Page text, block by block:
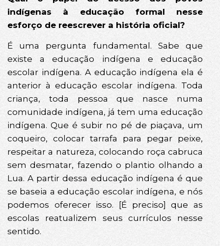
indígenas à educação formal nesse
esforço de reescrever a história oficial?
É uma pergunta fundamental. Sabe que
existe a educação indígena e educação
escolar indígena. A educação indígena ela é
anterior à educação escolar indígena. Toda
criança, toda pessoa que nasce numa
comunidade indígena, já tem uma educação
indígena. Que é subir no pé de piaçava, um
coqueiro, colocar tarrafa para pegar peixe,
respeitar a natureza, colocando roça cabruca
sem desmatar, fazendo o plantio olhando a
Lua. A partir dessa educação indígena é que
se baseia a educação escolar indígena, e nós
podemos oferecer isso. [É preciso] que as
escolas reatualizem seus currículos nesse
sentido.